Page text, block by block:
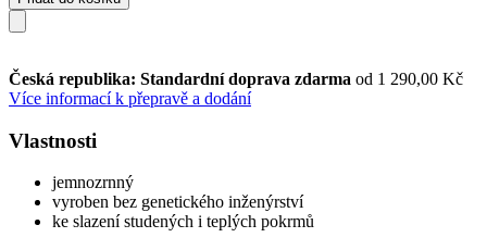
Česká republika: Standardní doprava zdarma od 1 290,00 Kč
Více informací k přepravě a dodání
Vlastnosti
jemnozrnný
vyroben bez genetického inženýrství
ke slazení studených i teplých pokrmů